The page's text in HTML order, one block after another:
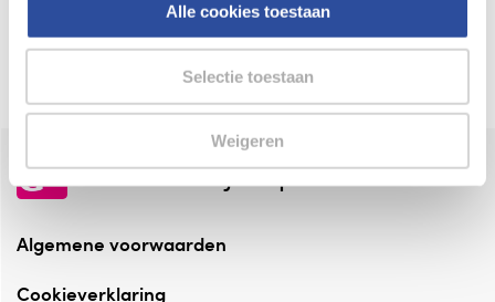
Alle cookies toestaan
Selectie toestaan
Weigeren
Altijd onze folder bij de hand
Check onze folders ⁠bij AlleFolders.
de vriendelijke specialist
Algemene voorwaarden
Cookieverklaring